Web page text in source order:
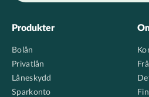
Footer
Produkter
Bolån
Privatlån
Låneskydd
Sparkonto